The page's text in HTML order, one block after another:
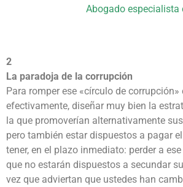
Abogado especialista
2
La paradoja de la corrupción
Para romper ese «círculo de corrupción»
efectivamente, diseñar muy bien la
la que promoverían alternativamente
pero también estar dispuestos a pagar
tener, en el plazo inmediato: perder a
que no estarán dispuestos a secundar
vez que adviertan que ustedes han